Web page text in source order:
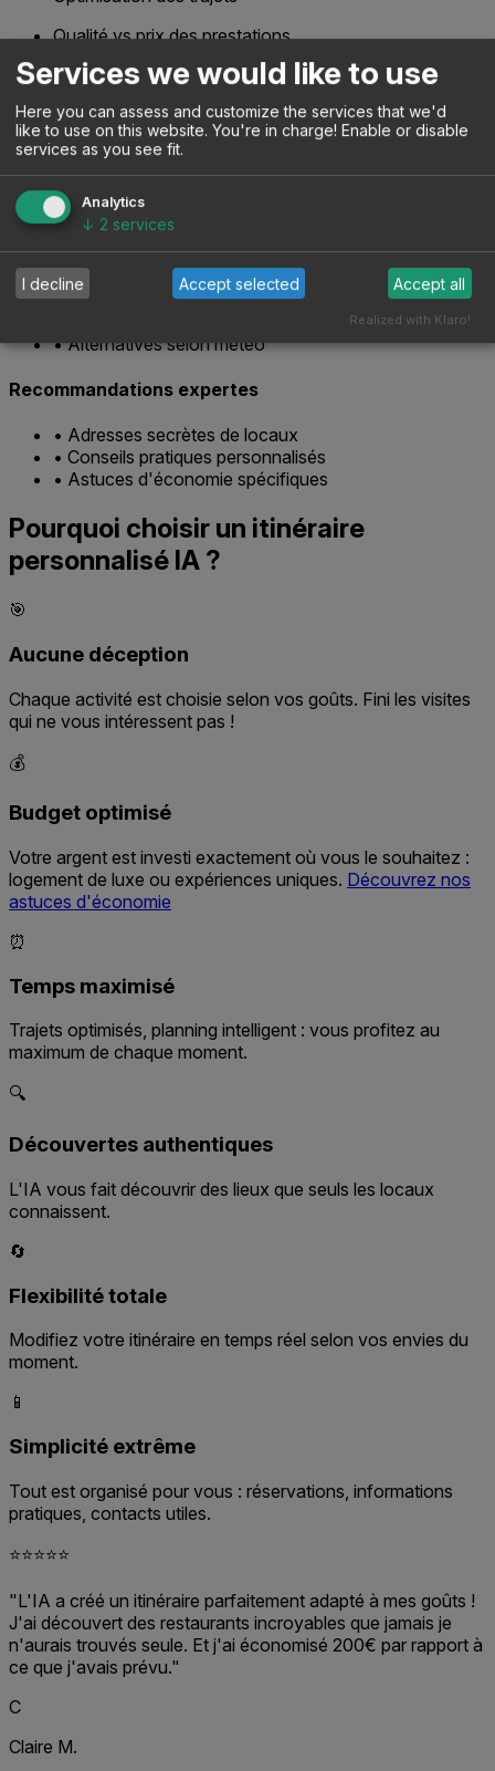
Services we would like to use
Here you can assess and customize the services that we'd
like to use on this website. You're in charge! Enable or disable
services as you see fit.
Analytics
↓ 2 services
I decline Accept selected Accept all
Realized with Klaro!
Qualité vs prix des prestations
Évitement des pièges à touristes
Inclusion d'expériences uniques
4
Génération de votre itinéraire unique
Résultat : un itinéraire qui n'appartient qu'à vous avec :
Planning détaillé
• Programme heure par heure
• Alternatives selon météo
Recommandations expertes
• Adresses secrètes de locaux
• Conseils pratiques personnalisés
• Astuces d'économie spécifiques
Pourquoi choisir un itinéraire
personnalisé IA ?
🎯
Aucune déception
Chaque activité est choisie selon vos goûts. Fini les visites
qui ne vous intéressent pas !
💰
Budget optimisé
Votre argent est investi exactement où vous le souhaitez :
logement de luxe ou expériences uniques. Découvrez nos
astuces d'économie
⏰
Temps maximisé
Trajets optimisés, planning intelligent : vous profitez au
maximum de chaque moment.
🔍
Découvertes authentiques
L'IA vous fait découvrir des lieux que seuls les locaux
connaissent.
🔄
Flexibilité totale
Modifiez votre itinéraire en temps réel selon vos envies du
moment.
📱
Simplicité extrême
Tout est organisé pour vous : réservations, informations
pratiques, contacts utiles.
⭐⭐⭐⭐⭐
"L'IA a créé un itinéraire parfaitement adapté à mes goûts !
J'ai découvert des restaurants incroyables que jamais je
n'aurais trouvés seule. Et j'ai économisé 200€ par rapport à
ce que j'avais prévu."
C
Claire M.